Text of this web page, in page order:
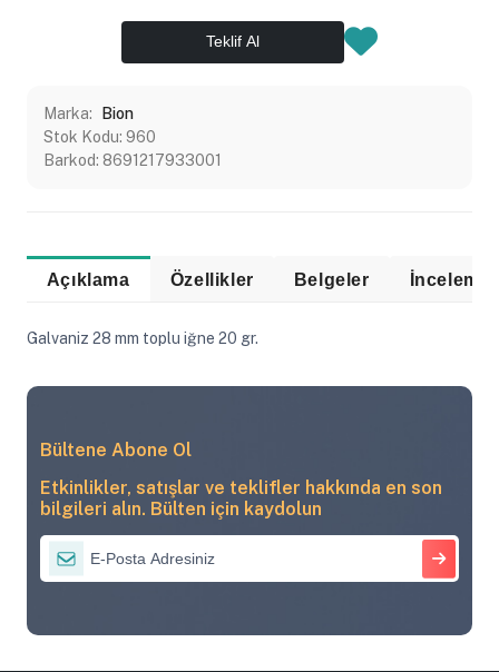
Teklif Al
Marka:
Bion
Stok Kodu: 960
Barkod: 8691217933001
Açıklama Özellikler Belgeler
Galvaniz 28 mm toplu iğne 20 gr.
Bültene Abone Ol
Etkinlikler, satışlar ve teklifler hakkında en son
bilgileri alın. Bülten için kaydolun